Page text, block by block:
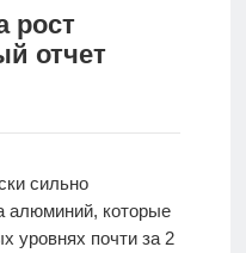
рост
отчет
сильно
алюминий, которые
уровнях почти за 2